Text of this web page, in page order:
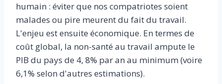
humain : éviter que nos compatriotes soient
malades ou pire meurent du fait du travail.
L'enjeu est ensuite économique. En termes de
coût global, la non-santé au travail ampute le
PIB du pays de 4, 8% par an au minimum (voire
6,1% selon d'autres estimations).